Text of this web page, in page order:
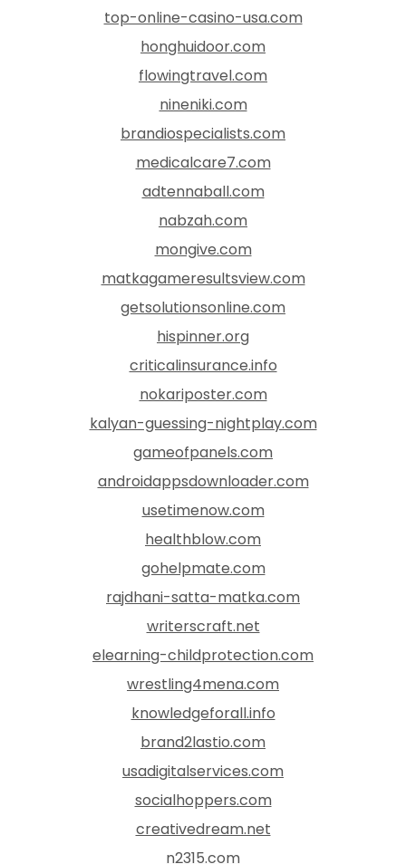
top-online-casino-usa.com
honghuidoor.com
flowingtravel.com
nineniki.com
brandiospecialists.com
medicalcare7.com
adtennaball.com
nabzah.com
mongive.com
matkagameresultsview.com
getsolutionsonline.com
hispinner.org
criticalinsurance.info
nokariposter.com
kalyan-guessing-nightplay.com
gameofpanels.com
androidappsdownloader.com
usetimenow.com
healthblow.com
gohelpmate.com
rajdhani-satta-matka.com
writerscraft.net
elearning-childprotection.com
wrestling4mena.com
knowledgeforall.info
brand2lastio.com
usadigitalservices.com
socialhoppers.com
creativedream.net
n2315.com